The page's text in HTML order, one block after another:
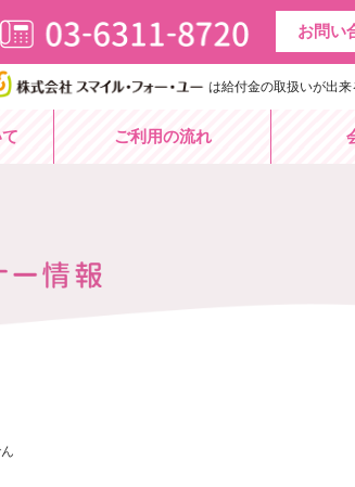
お問い
は給付金の取扱いが出
ご利用の流れ